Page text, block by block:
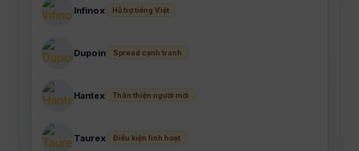
Infinox Hỗ trợ tiếng Việt
Dupoin Spread cạnh tranh
Hantex Thân thiện người mới
Taurex Điều kiện linh hoạt